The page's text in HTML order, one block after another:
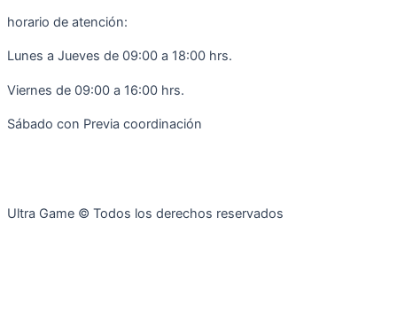
-
f
m
horario de atención:
Lunes a Jueves de 09:00 a 18:00 hrs.
Viernes de 09:00 a 16:00 hrs.
Sábado con Previa coordinación
Ultra Game © Todos los derechos reservados